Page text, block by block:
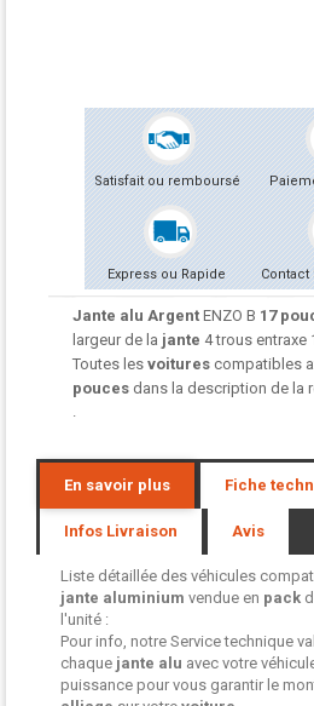
Satisfait ou remboursé
Express ou Rapide Contact
Jante alu Argent ENZO B 17
largeur de la jante 4 trous entraxe
Toutes les voitures compatibles
pouces dans la description de la
.
En savoir plus Fiche
Infos Livraison Avis
Liste détaillée des véhicules
jante aluminium vendue en pack
l'unité :
Pour info, notre Service technique
chaque jante alu avec votre
puissance pour vous garantir le